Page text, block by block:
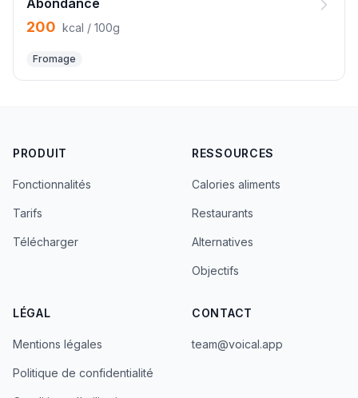
Abondance
200 kcal / 100g
Fromage
PRODUIT
Fonctionnalités
Tarifs
Télécharger
RESSOURCES
Calories aliments
Restaurants
Alternatives
Objectifs
LÉGAL
Mentions légales
Politique de confidentialité
CONTACT
team@voical.app